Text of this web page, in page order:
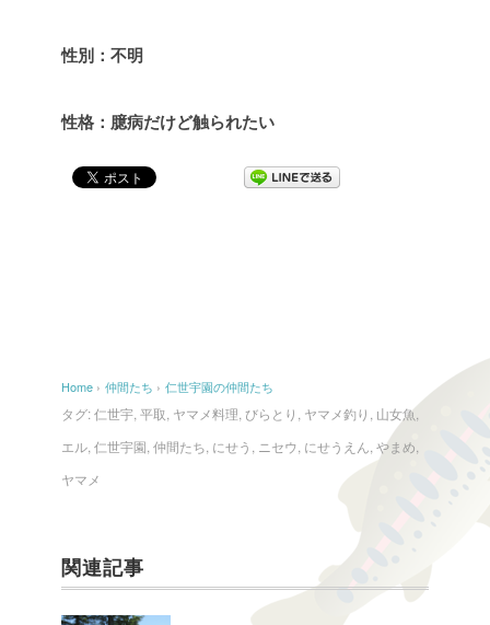
性別：不明
性格：臆病だけど触られたい
Home › 仲間たち › 仁世宇園の仲間たち
タグ:仁世宇 平取 ヤマメ料理 びらとり ヤマメ釣り 山女魚
エル 仁世宇園 仲間たち にせう ニセウ にせうえん やまめ
ヤマメ
関連記事